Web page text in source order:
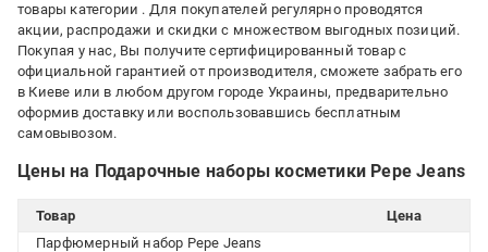
товары категории . Для покупателей регулярно проводятся
акции, распродажи и скидки с множеством выгодных позиций.
Покупая у нас, Вы получите сертифицированный товар с
официальной гарантией от производителя, сможете забрать его
в Киеве или в любом другом городе Украины, предварительно
оформив доставку или воспользовавшись бесплатным
самовывозом.
Цены на Подарочные наборы косметики Pepe Jeans
Товар
Цена
Парфюмерный набор Pepe Jeans